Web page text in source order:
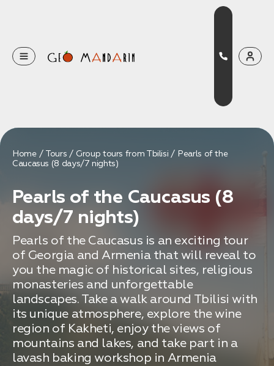
Home Tours Group tours from Tbilisi
Pearls of the
Caucasus (8 days/7 nights)
Pearls of the Caucasus (8
days/7 nights)
Pearls of the Caucasus is an exciting tour
of Georgia and Armenia that will reveal to
you the magic of historical sites, religious
monasteries and unforgettable
landscapes. Take a walk around Tbilisi with
its unique atmosphere, explore the wine
region of Kakheti, enjoy the views of
mountains and lakes, and take part in a
lavash baking workshop in Armenia
Оставьте свои данные
Наш менеджер скоро свяжется с вами
Бронирование
Оставьте свои данные, чтобы мы могли
связаться с вами
Дата:0
Кол-во человек: 0